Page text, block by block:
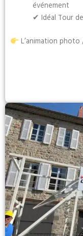
événement
✔ Idéal Tour
L’animation photo